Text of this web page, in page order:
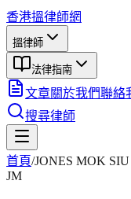
香港搵律師網
搵律師
法律指南
文章關於我們聯絡
搜尋律師
首頁/JONES MOK
JM